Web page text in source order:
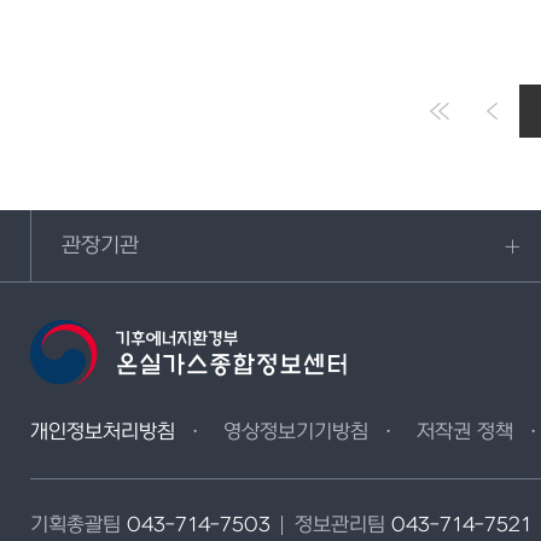
관장기관
개인정보처리방침 영상정보기기방침 저작권 정책
기획총괄팀 043-714-7503 정보관리팀 043-714-7521